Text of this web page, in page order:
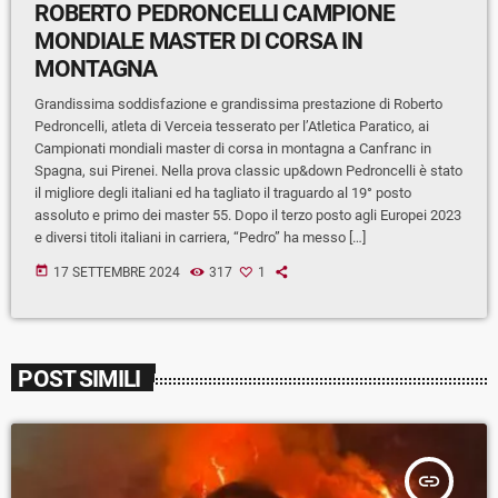
ROBERTO PEDRONCELLI CAMPIONE
MONDIALE MASTER DI CORSA IN
MONTAGNA
Grandissima soddisfazione e grandissima prestazione di Roberto
Pedroncelli, atleta di Verceia tesserato per l’Atletica Paratico, ai
Campionati mondiali master di corsa in montagna a Canfranc in
Spagna, sui Pirenei. Nella prova classic up&down Pedroncelli è stato
il migliore degli italiani ed ha tagliato il traguardo al 19° posto
assoluto e primo dei master 55. Dopo il terzo posto agli Europei 2023
e diversi titoli italiani in carriera, “Pedro” ha messo […]
today 17 SETTEMBRE 2024 317 1
POST SIMILI
insert_link